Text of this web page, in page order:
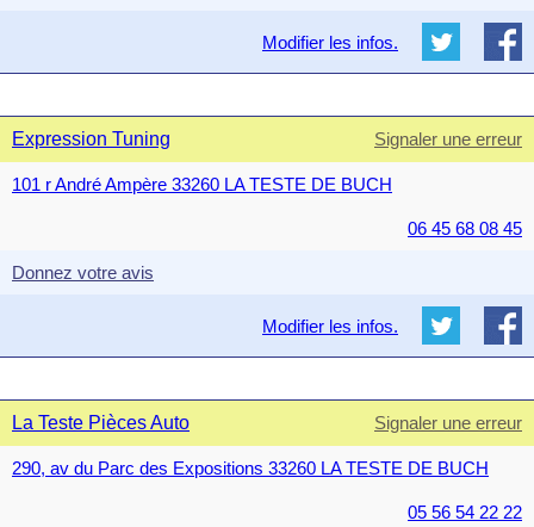
Modifier les infos.
Expression Tuning Signaler une erreur
101 r André Ampère 33260 LA TESTE DE BUCH
06 45 68 08 45
Donnez votre avis
Modifier les infos.
La Teste Pièces Auto Signaler une erreur
290, av du Parc des Expositions 33260 LA TESTE DE BUCH
05 56 54 22 22